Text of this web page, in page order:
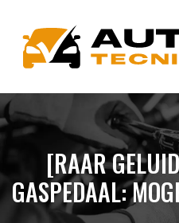
[RAAR
GASPEDAAL: